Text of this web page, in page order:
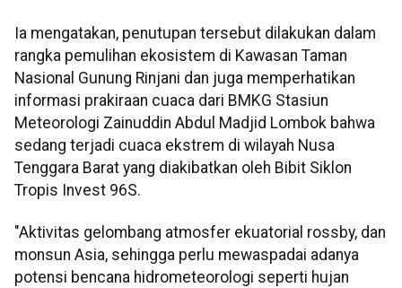
Ia mengatakan, penutupan tersebut dilakukan dalam
rangka pemulihan ekosistem di Kawasan Taman
Nasional Gunung Rinjani dan juga memperhatikan
informasi prakiraan cuaca dari BMKG Stasiun
Meteorologi Zainuddin Abdul Madjid Lombok bahwa
sedang terjadi cuaca ekstrem di wilayah Nusa
Tenggara Barat yang diakibatkan oleh Bibit Siklon
Tropis Invest 96S.
"Aktivitas gelombang atmosfer ekuatorial rossby, dan
monsun Asia, sehingga perlu mewaspadai adanya
potensi bencana hidrometeorologi seperti hujan